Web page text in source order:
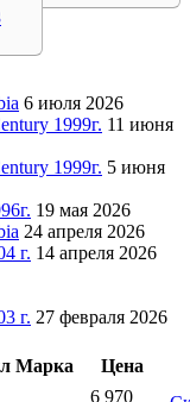
6 июля 2026
1999г. 11 июня
1999г. 5 июня
19 мая 2026
24 апреля 2026
г. 14 апреля 2026
г. 27 февраля 2026
Марка
Цена
6 970